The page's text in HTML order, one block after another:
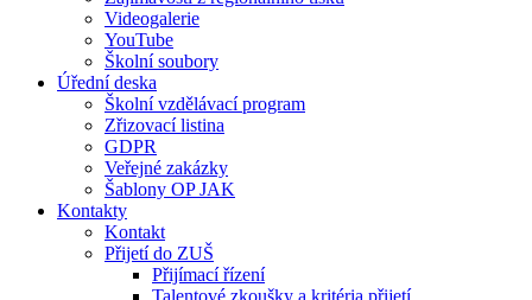
Videogalerie
YouTube
Školní soubory
Úřední deska
Školní vzdělávací program
Zřizovací listina
GDPR
Veřejné zakázky
Šablony OP JAK
Kontakty
Kontakt
Přijetí do ZUŠ
Přijímací řízení
Talentové zkoušky a kritéria přijetí